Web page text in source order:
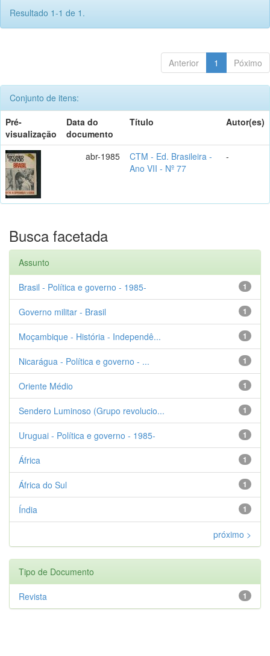
Resultado 1-1 de 1.
Anterior 1 Póximo
Conjunto de itens:
Pré-
visualização
Data do
documento
Título Autor(es)
abr-1985
CTM - Ed. Brasileira -
Ano VII - Nº 77
-
Busca facetada
Assunto
1
Brasil - Política e governo - 1985-
1
Governo militar - Brasil
1
Moçambique - História - Independê...
1
Nicarágua - Política e governo - ...
1
Oriente Médio
1
Sendero Luminoso (Grupo revolucio...
1
Uruguai - Política e governo - 1985-
1
África
1
África do Sul
1
Índia
próximo >
Tipo de Documento
1
Revista